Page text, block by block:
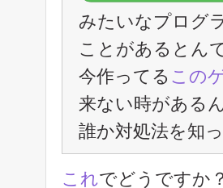
みたいなプログ
ことがあるとん
今作ってるこの
来ない時がある
誰か対処法を知
これでどうですか